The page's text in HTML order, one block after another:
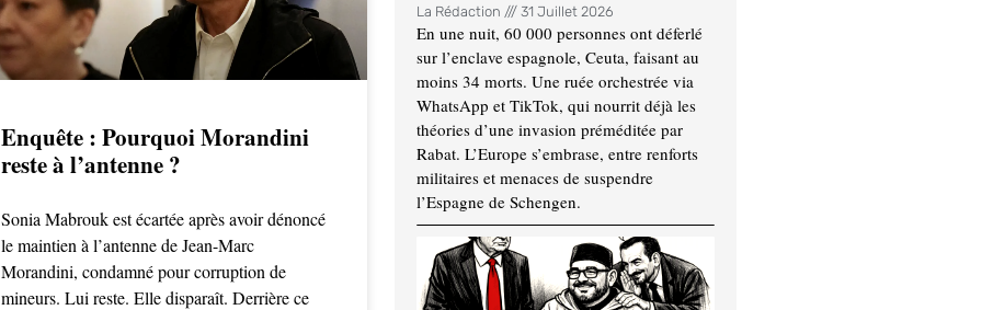
Enquête : Pourquoi Morandini
reste à l’antenne ?
Sonia Mabrouk est écartée après avoir dénoncé
le maintien à l’antenne de Jean-Marc
Morandini, condamné pour corruption de
mineurs. Lui reste. Elle disparaît. Derrière ce
La Rédaction 31 Juillet 2026
En une nuit, 60 000 personnes ont déferlé
sur l’enclave espagnole, Ceuta, faisant au
moins 34 morts. Une ruée orchestrée via
WhatsApp et TikTok, qui nourrit déjà les
théories d’une invasion préméditée par
Rabat. L’Europe s’embrase, entre renforts
militaires et menaces de suspendre
l’Espagne de Schengen.